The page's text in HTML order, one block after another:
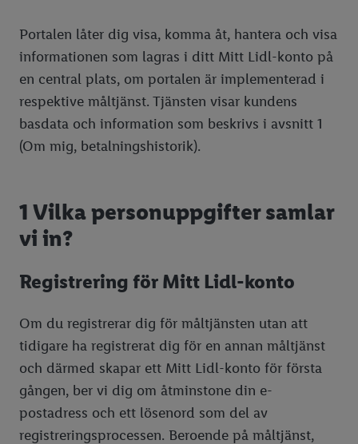
Portalen låter dig visa, komma åt, hantera och visa
informationen som lagras i ditt Mitt Lidl-konto på
en central plats, om portalen är implementerad i
respektive måltjänst. Tjänsten visar kundens
basdata och information som beskrivs i avsnitt 1
(Om mig, betalningshistorik).
1 Vilka personuppgifter samlar
vi in?
Registrering för Mitt Lidl-konto
Om du registrerar dig för måltjänsten utan att
tidigare ha registrerat dig för en annan måltjänst
och därmed skapar ett Mitt Lidl-konto för första
gången, ber vi dig om åtminstone din e-
postadress och ett lösenord som del av
registreringsprocessen. Beroende på måltjänst,